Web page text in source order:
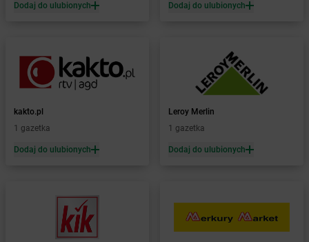
Żabka Bielany Wrocławskie
Żabka Bielsk Podlaski
Żabka
Bielsko
Żabka Bielsko-Biała
Żabka Bieniewice
Żabka Bieruń
Żabka Bieżuń
Biórków Mały
Biskupice
Dodaj do ulubionych Dodaj do ulubionych
kakto.pl
1 gazetka
Dodaj do ulubionych
Leroy Merlin
1 gazetka
Dodaj do ulubionych